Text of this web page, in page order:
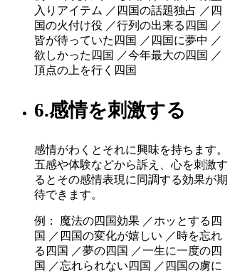
入りアイテム ／四国の話題独占 ／四
国の火付け役 ／行列の出来る四国 ／
皆が待っていた四国 ／四国に夢中 ／
欲しかった四国 ／今年最大の四国 ／
頂点の上を行く四国
6.感情を刺激する
感情がわくとそれに興味を持ちます。
五感や体験などから訴え、心を刺激す
るとその感情表現に同調する効果が期
待できます。
例： 魔法の四国効果 ／ホッとする四
国 ／四国の変化が嬉しい ／時を忘れ
る四国 ／夢の四国 ／一生に一度の四
国 ／忘れられない四国 ／四国の虜に